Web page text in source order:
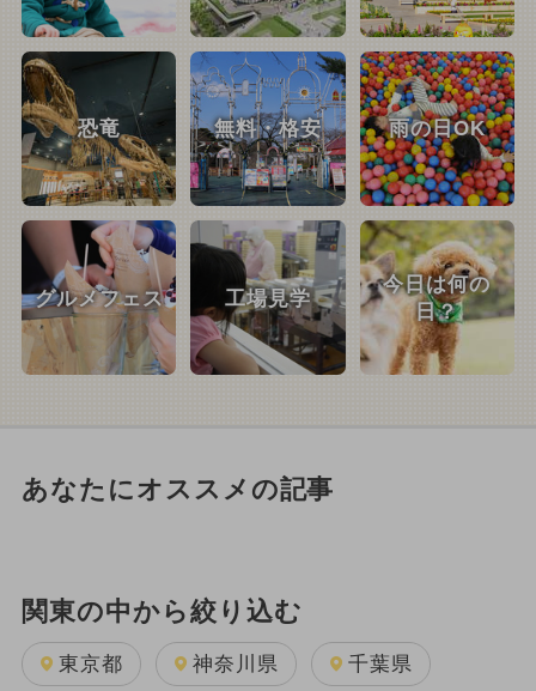
恐竜 無料・格安 雨の日OK
グルメフェス 工場見学
今日は何の
日？
あなたにオススメの記事
関東の中から絞り込む
東京都 神奈川県 千葉県